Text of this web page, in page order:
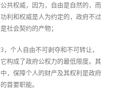
公共权威，因为，自由是自然的，而
功利和权威是人为约定的，政府不过
是社会契约的产物；
3，个人自由不可剥夺和不可转让，
它构成了政府公权力的最低限度。其
中，保障个人的财产及其权利是政府
的首要职能。